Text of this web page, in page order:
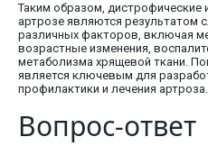
Таким образом, дистрофические
артрозе являются результатом
различных факторов, включая
возрастные изменения,
метаболизма хрящевой ткани.
является ключевым для
профилактики и лечения артроза.
Вопрос-ответ